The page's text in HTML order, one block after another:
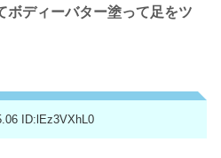
ボディーバター塗って足をツ
ID:lEz3VXhL0